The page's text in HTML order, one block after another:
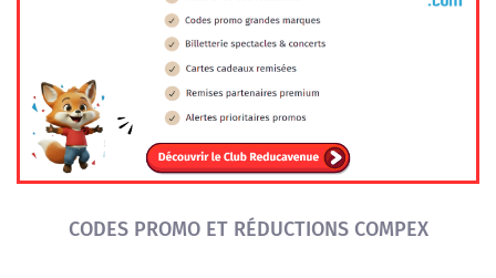
CODES PROMO ET RÉDUCTIONS COMPEX